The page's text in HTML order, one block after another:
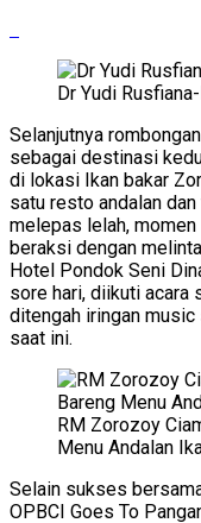
Dr Yudi
Selanjutnya
sebagai destinasi
di lokasi Ikan bakar
satu resto andalan
melepas lelah,
beraksi dengan
Hotel Pondok Seni
sore hari, diikuti acara
ditengah iringan
saat ini.
RM Zorozoy
Menu Andalan
Selain sukses
OPBCI Goes To